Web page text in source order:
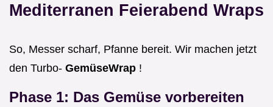
Mediterranen Feierabend Wraps
So, Messer scharf, Pfanne bereit. Wir machen jetzt
den Turbo- GemüseWrap !
Phase 1: Das Gemüse vorbereiten